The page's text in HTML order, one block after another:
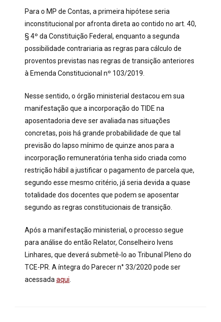
Para o MP de Contas, a primeira hipótese seria
inconstitucional por afronta direta ao contido no art. 40,
§ 4º da Constituição Federal, enquanto a segunda
possibilidade contrariaria as regras para cálculo de
proventos previstas nas regras de transição anteriores
à Emenda Constitucional nº 103/2019.
Nesse sentido, o órgão ministerial destacou em sua
manifestação que a incorporação do TIDE na
aposentadoria deve ser avaliada nas situações
concretas, pois há grande probabilidade de que tal
previsão do lapso mínimo de quinze anos para a
incorporação remuneratória tenha sido criada como
restrição hábil a justificar o pagamento de parcela que,
segundo esse mesmo critério, já seria devida a quase
totalidade dos docentes que podem se aposentar
segundo as regras constitucionais de transição.
Após a manifestação ministerial, o processo segue
para análise do então Relator, Conselheiro Ivens
Linhares, que deverá submetê-lo ao Tribunal Pleno do
TCE-PR. A íntegra do Parecer n° 33/2020 pode ser
acessada aqui